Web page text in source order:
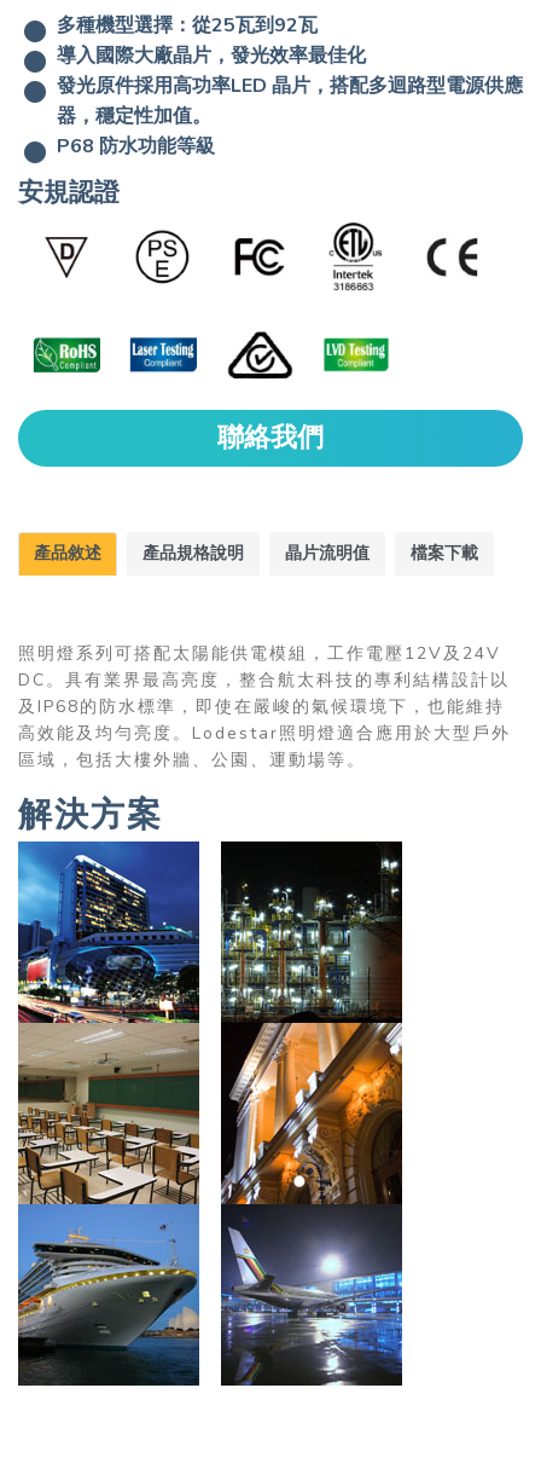
多種機型選擇：從25瓦到92瓦
導入國際大廠晶片，發光效率最佳化
發光原件採用高功率LED 晶片，搭配多迴路型電源供應
器，穩定性加值。
P68 防水功能等級
安規認證
聯絡我們
產品敘述 產品規格說明 晶片流明值 檔案下載
照明燈系列可搭配太陽能供電模組，工作電壓12V及24V
DC。具有業界最高亮度，整合航太科技的專利結構設計以
及IP68的防水標準，即使在嚴峻的氣候環境下，也能維持
高效能及均勻亮度。Lodestar照明燈適合應用於大型戶外
區域，包括大樓外牆、公園、運動場等。
解決方案